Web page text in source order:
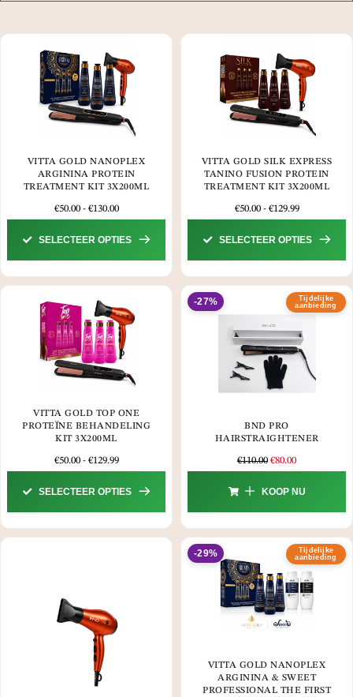
VITTA GOLD NANOPLEX
ARGININA PROTEIN
TREATMENT KIT 3X200ML
€50.00 - €130.00
SELECTEER OPTIES
VITTA GOLD SILK EXPRESS
TANINO FUSION PROTEIN
TREATMENT KIT 3X200ML
€50.00 - €129.99
SELECTEER OPTIES
VITTA GOLD TOP ONE
PROTEÏNE BEHANDELING
KIT 3X200ML
€50.00 - €129.99
SELECTEER OPTIES
Tijdelijke
aanbieding
-27%
BND PRO
HAIRSTRAIGHTENER
€110.00 €80.00
KOOP NU
Tijdelijke
aanbieding
-29%
VITTA GOLD NANOPLEX
ARGININA & SWEET
PROFESSIONAL THE FIRST